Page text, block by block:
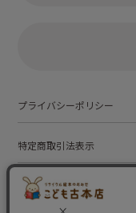
プライバシーポリシー
特定商取引法表示
お問い合わせ